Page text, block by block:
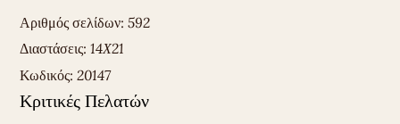
Αριθμός σελίδων: 592
Διαστάσεις: 14Χ21
Κωδικός: 20147
Κριτικές Πελατών